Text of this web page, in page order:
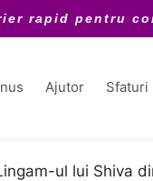
rapid pentru
Ajutor Sfaturi
ul lui Shiva